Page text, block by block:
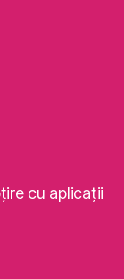
cu aplicaţii